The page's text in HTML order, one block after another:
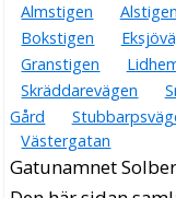
Almstigen Alstigen
Bokstigen
Granstigen
Skräddarevägen
Gård
Västergatan
Gatunamnet